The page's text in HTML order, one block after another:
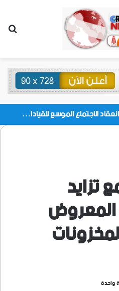
برعاية الرئيس الزُبيدي.. بدء انعقاد الاجتماع الموسع للقيادات المحلية بالعاصمة ولمديريات وكتل مجلس العموم ومنسقيات الجامعة بالعاصمة عدن
تزايد
واحدة